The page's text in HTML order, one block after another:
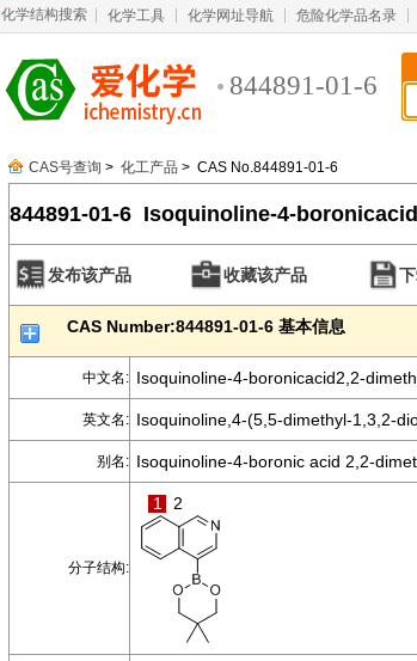
化学结构搜索 化学工具 化学网址导航 危险化学品名录
844891-01-6
CAS号查询 > 化工产品 > CAS No.844891-01-6
844891-01-6 Isoquinoline-4-
diolcyclicester
发布该产品 收藏该产品
CAS Number:844891-01-6 基本信息
中文名: Isoquinoline-4-boronicacid2,2-
英文名: Isoquinoline,4-(5,5-dimethyl-1,3,2-
别名: Isoquinoline-4-boronic acid 2,2-
分子结构:
1 2